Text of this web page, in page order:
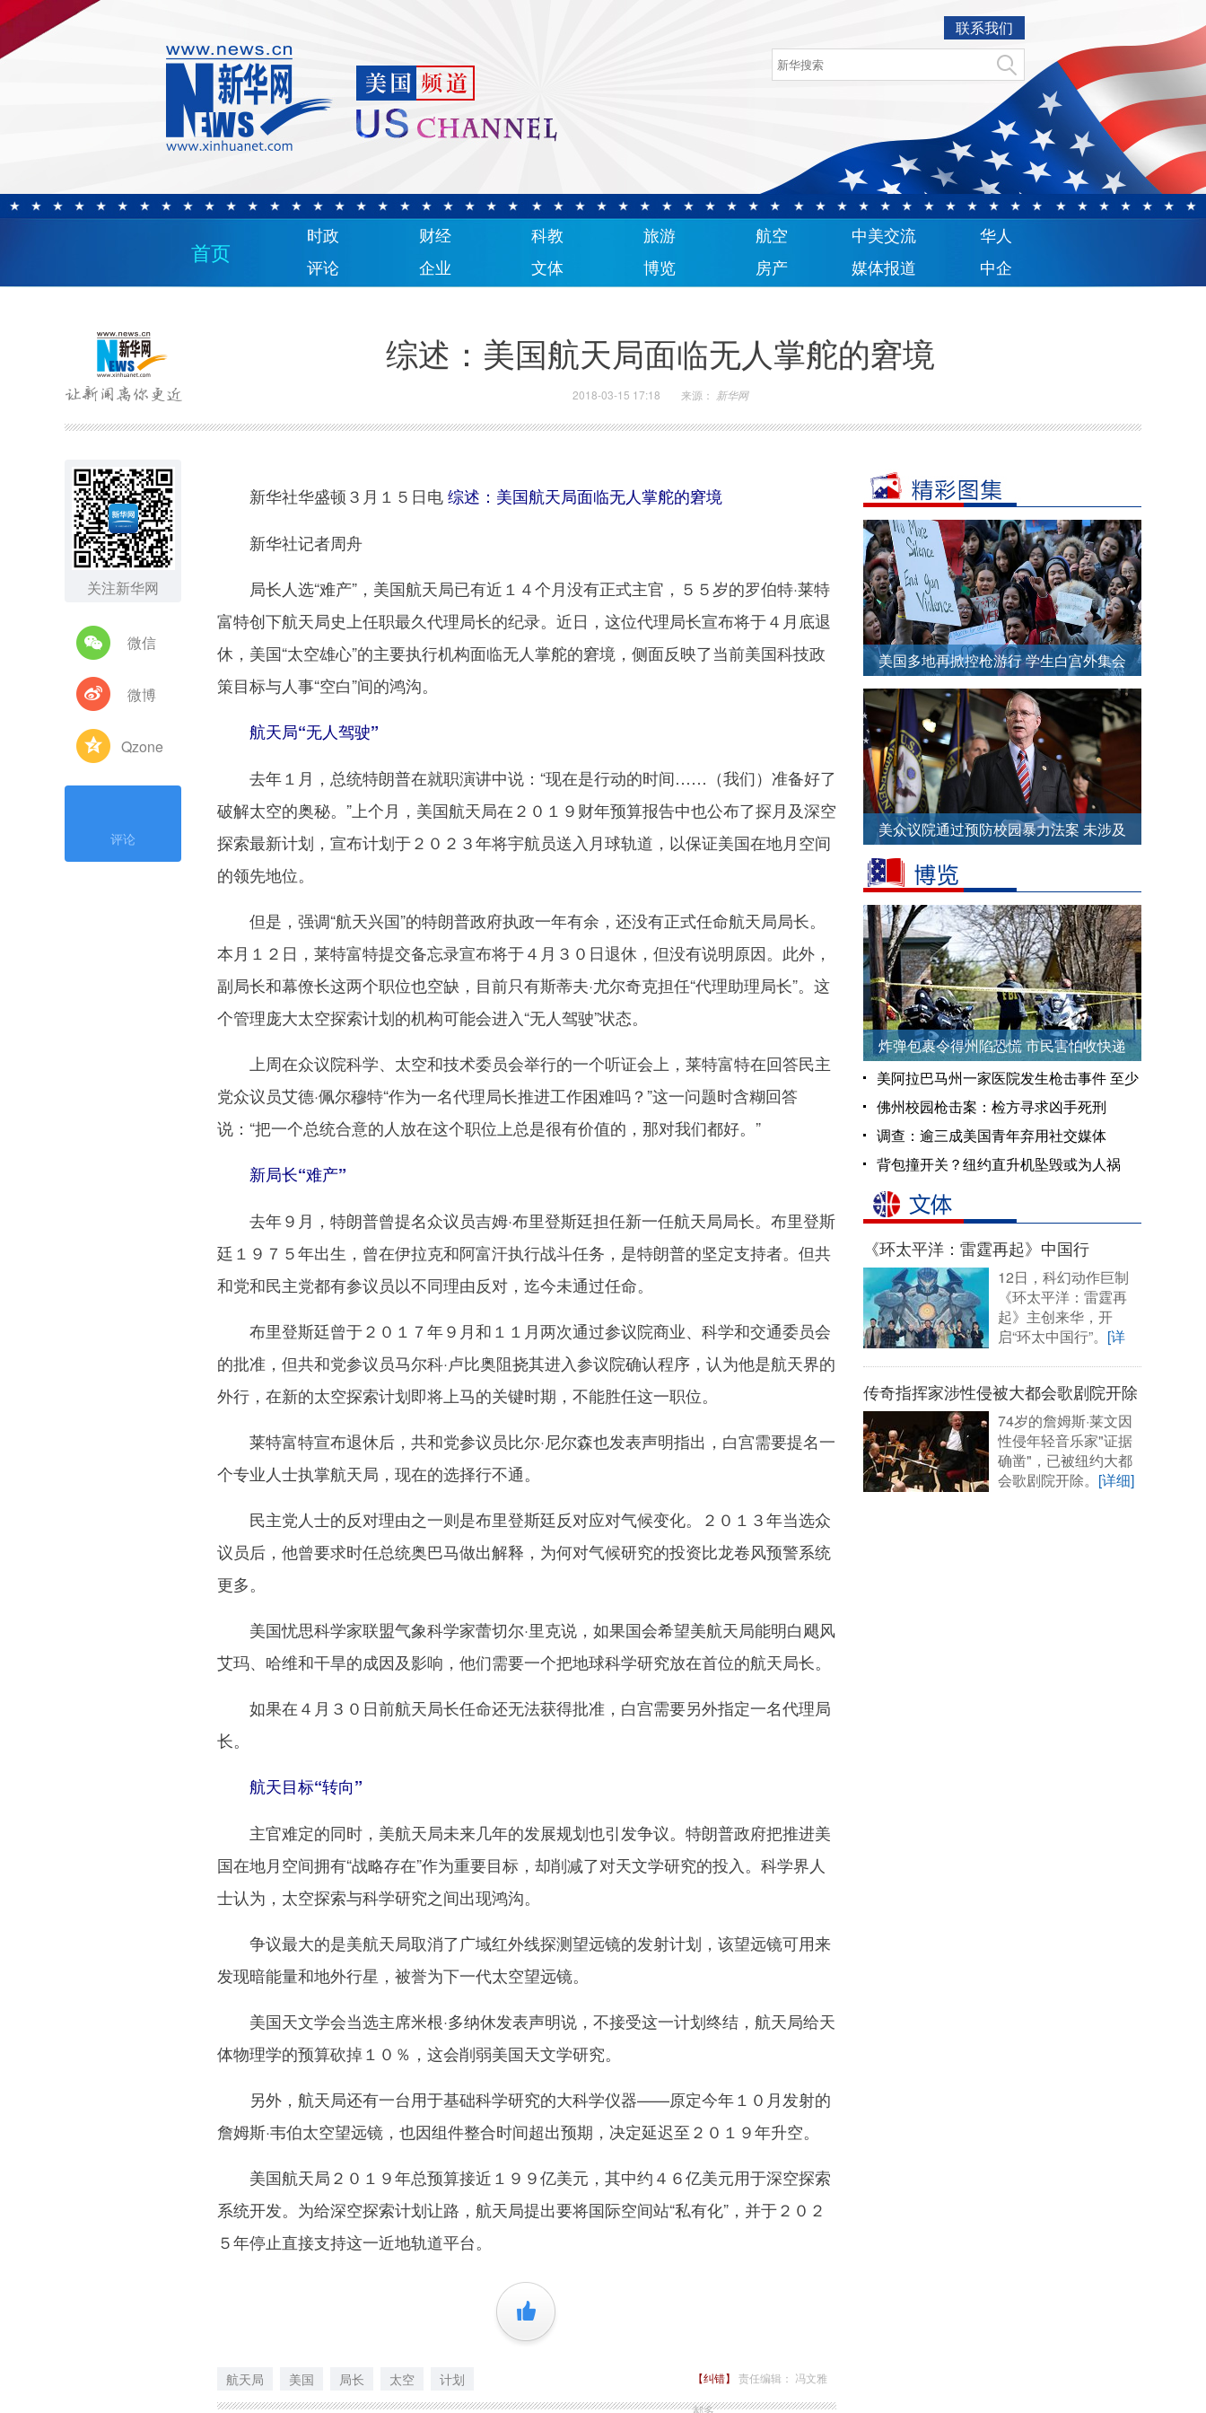
联系我们
首页
时政 财经 科教 旅游 航空 中美交流
华人
评论
企业 文体 博览 房产 媒体报道 中企
综述：美国航天局面临无人掌舵的窘境
2018-03-15 17:18 来源： 新华网
关注新华网
微信
微博
Qzone
评论
新华社华盛顿３月１５日电综述：美国航天局面临无人掌舵的窘境
新华社记者周舟
局长人选“难产”，美国航天局已有近１４个月没有正式主官，５５岁的罗伯特·莱特
富特创下航天局史上任职最久代理局长的纪录。近日，这位代理局长宣布将于４月底退
休，美国“太空雄心”的主要执行机构面临无人掌舵的窘境，侧面反映了当前美国科技政
策目标与人事“空白”间的鸿沟。
航天局“无人驾驶”
去年１月，总统特朗普在就职演讲中说：“现在是行动的时间……（我们）准备好了
破解太空的奥秘。”上个月，美国航天局在２０１９财年预算报告中也公布了探月及深空
探索最新计划，宣布计划于２０２３年将宇航员送入月球轨道，以保证美国在地月空间
的领先地位。
但是，强调“航天兴国”的特朗普政府执政一年有余，还没有正式任命航天局局长。
本月１２日，莱特富特提交备忘录宣布将于４月３０日退休，但没有说明原因。此外，
副局长和幕僚长这两个职位也空缺，目前只有斯蒂夫·尤尔奇克担任“代理助理局长”。这
个管理庞大太空探索计划的机构可能会进入“无人驾驶”状态。
上周在众议院科学、太空和技术委员会举行的一个听证会上，莱特富特在回答民主
党众议员艾德·佩尔穆特“作为一名代理局长推进工作困难吗？”这一问题时含糊回答
说：“把一个总统合意的人放在这个职位上总是很有价值的，那对我们都好。”
新局长“难产”
去年９月，特朗普曾提名众议员吉姆·布里登斯廷担任新一任航天局局长。布里登斯
廷１９７５年出生，曾在伊拉克和阿富汗执行战斗任务，是特朗普的坚定支持者。但共
和党和民主党都有参议员以不同理由反对，迄今未通过任命。
布里登斯廷曾于２０１７年９月和１１月两次通过参议院商业、科学和交通委员会
的批准，但共和党参议员马尔科·卢比奥阻挠其进入参议院确认程序，认为他是航天界的
外行，在新的太空探索计划即将上马的关键时期，不能胜任这一职位。
莱特富特宣布退休后，共和党参议员比尔·尼尔森也发表声明指出，白宫需要提名一
个专业人士执掌航天局，现在的选择行不通。
民主党人士的反对理由之一则是布里登斯廷反对应对气候变化。２０１３年当选众
议员后，他曾要求时任总统奥巴马做出解释，为何对气候研究的投资比龙卷风预警系统
更多。
美国忧思科学家联盟气象科学家蕾切尔·里克说，如果国会希望美航天局能明白飓风
艾玛、哈维和干旱的成因及影响，他们需要一个把地球科学研究放在首位的航天局长。
如果在４月３０日前航天局长任命还无法获得批准，白宫需要另外指定一名代理局
长。
航天目标“转向”
主官难定的同时，美航天局未来几年的发展规划也引发争议。特朗普政府把推进美
国在地月空间拥有“战略存在”作为重要目标，却削减了对天文学研究的投入。科学界人
士认为，太空探索与科学研究之间出现鸿沟。
争议最大的是美航天局取消了广域红外线探测望远镜的发射计划，该望远镜可用来
发现暗能量和地外行星，被誉为下一代太空望远镜。
美国天文学会当选主席米根·多纳休发表声明说，不接受这一计划终结，航天局给天
体物理学的预算砍掉１０％，这会削弱美国天文学研究。
另外，航天局还有一台用于基础科学研究的大科学仪器——原定今年１０月发射的
詹姆斯·韦伯太空望远镜，也因组件整合时间超出预期，决定延迟至２０１９年升空。
美国航天局２０１９年总预算接近１９９亿美元，其中约４６亿美元用于深空探索
系统开发。为给深空探索计划让路，航天局提出要将国际空间站“私有化”，并于２０２
５年停止直接支持这一近地轨道平台。
+1
航天局 美国 局长 太空 计划 【纠错】 责任编辑： 冯文雅
郝多
美国多地再掀控枪游行 学生白宫外集会
要求禁枪
美众议院通过预防校园暴力法案 未涉及
炸弹包裹令得州陷恐慌 市民害怕收快递
美阿拉巴马州一家医院发生枪击事件 至少
2人受伤
佛州校园枪击案：检方寻求凶手死刑
调查：逾三成美国青年弃用社交媒体
背包撞开关？纽约直升机坠毁或为人祸
《环太平洋：雷霆再起》中国行
12日，科幻动作巨制
《环太平洋：雷霆再
起》主创来华，开
启“环太中国行”。 [详
传奇指挥家涉性侵被大都会歌剧院开除
74岁的詹姆斯·莱文因
性侵年轻音乐家"证据
确凿"，已被纽约大都
会歌剧院开除。 [详细]